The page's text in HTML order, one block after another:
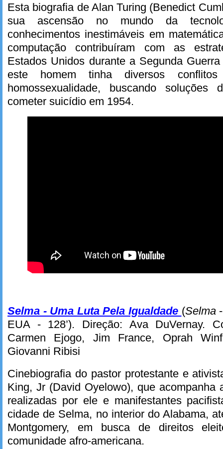
Esta biografia de Alan Turing (Benedict
sua ascensão no mundo da
conhecimentos inestimáveis em
computação contribuíram com as
Estados Unidos durante a Segunda
este homem tinha diversos
homossexualidade, buscando
cometer suicídio em 1954.
Selma - Uma Luta Pela Igualdade (Selma-
EUA - 128’). Direção: Ava DuVernay.
Carmen Ejogo, Jim France, Oprah
Giovanni Ribisi
Cinebiografia do pastor protestante e
King, Jr (David Oyelowo), que acompanha
realizadas por ele e manifestantes
cidade de Selma, no interior do Alabama,
Montgomery, em busca de direitos
comunidade afro-americana.